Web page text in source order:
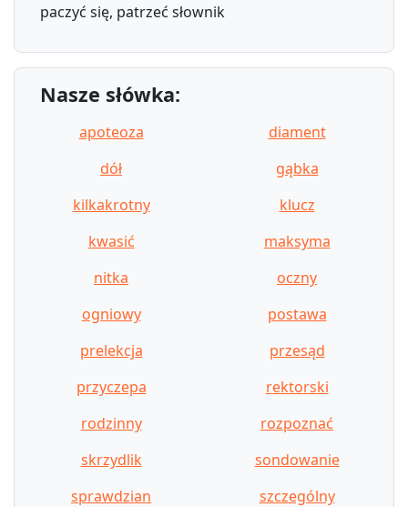
paczyć się, patrzeć słownik
Nasze słówka:
apoteoza
diament
dół
gąbka
kilkakrotny
klucz
kwasić
maksyma
nitka
oczny
ogniowy
postawa
prelekcja
przesąd
przyczepa
rektorski
rodzinny
rozpoznać
skrzydlik
sondowanie
sprawdzian
szczególny